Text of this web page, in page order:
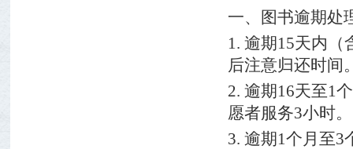
一、图书逾期处
1. 逾期15天内（
后注意归还时间
2. 逾期16天至1
愿者服务3小时。
3. 逾期1个月至3